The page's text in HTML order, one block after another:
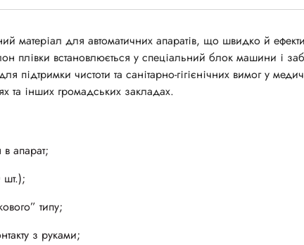
матеріал для автоматичних апаратів, що швидко й
плівки встановлюється у спеціальний блок машини і
чистоти та санітарно-гігієнічних вимог у
та інших громадських закладах.
апарат;
шт.);
типу;
з руками;